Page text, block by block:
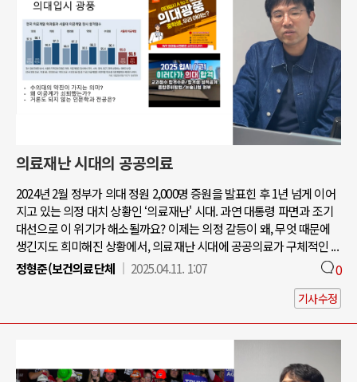
의료재난 시대의 공공의료
2024년 2월 정부가 의대 정원 2,000명 증원을 발표힌 후 1년 넘게 이어
지고 있는 의정 대치 상황인 ‘의료재난' 시대. 과연 대통령 파면과 조기
대선으로 이 위기가 해소될까요? 이제는 의정 갈등이 왜, 무엇 때문에
생긴지도 희미해진 상황에서, 의료재난 시대에 공공의료가 구체적인 ...
정형준(보건의료단체
2025.04.11. 1:07 0
기사수정